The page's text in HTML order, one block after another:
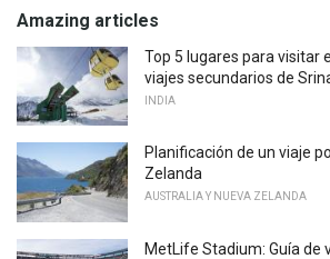
Amazing articles
Top 5 lugares para visitar
viajes secundarios de
INDIA
Planificación de un viaje
Zelanda
AUSTRALIA Y NUEVA ZELANDA
MetLife Stadium: Guía de